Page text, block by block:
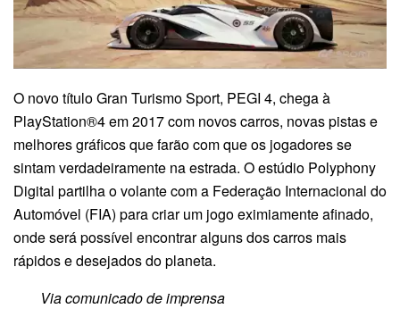
O novo título Gran Turismo Sport, PEGI 4, chega à
PlayStation®4 em 2017 com novos carros, novas pistas e
melhores gráficos que farão com que os jogadores se
sintam verdadeiramente na estrada. O estúdio Polyphony
Digital partilha o volante com a Federação Internacional do
Automóvel (FIA) para criar um jogo eximiamente afinado,
onde será possível encontrar alguns dos carros mais
rápidos e desejados do planeta.
Via comunicado de imprensa